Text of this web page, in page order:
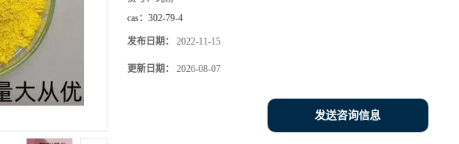
cas： 302-79-4
发布日期： 2022-11-15
更新日期： 2026-08-07
发送咨询信息